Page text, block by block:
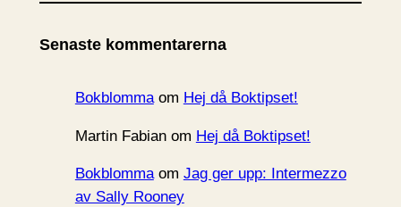
v
Senaste kommentarerna
Bokblommaom Hej då Boktipset!
Martin Fabianom Hej då Boktipset!
Bokblommaom Jag ger upp: Intermezzo
av Sally Rooney